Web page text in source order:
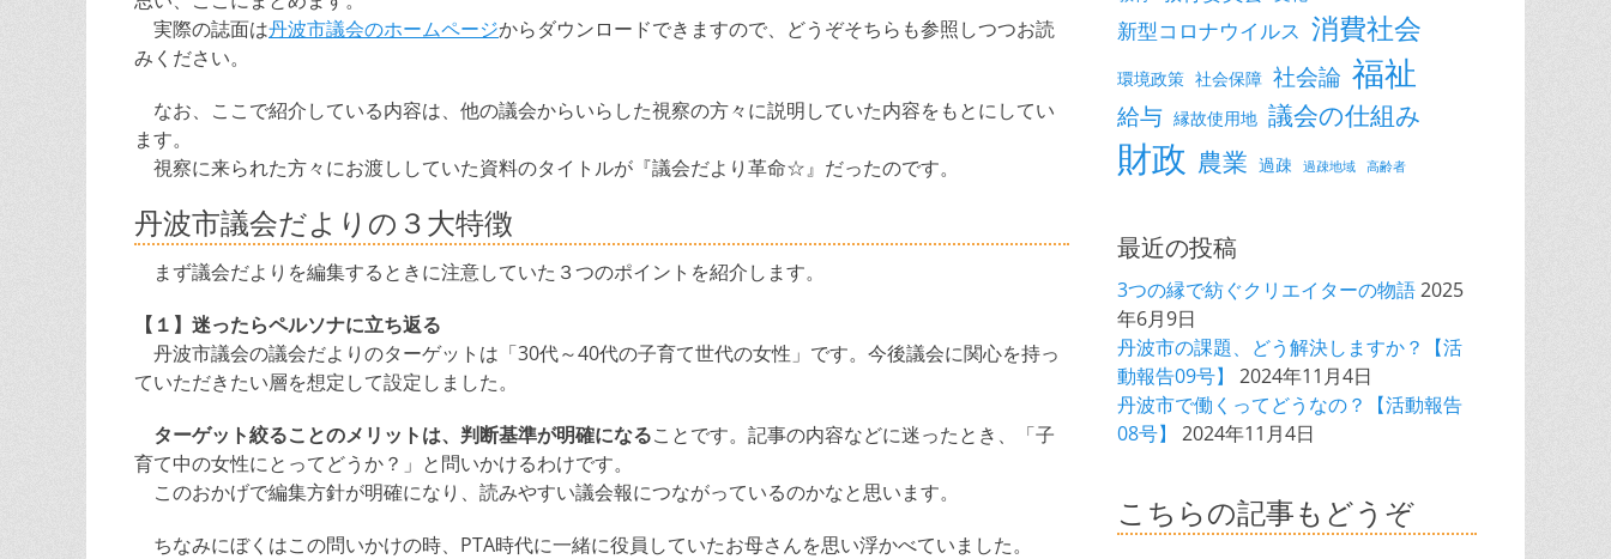
実際の誌面は丹波市議会のホームページからダウンロードできますので、どうぞそちらも参照しつつお読
みください。
なお、ここで紹介している内容は、他の議会からいらした視察の方々に説明していた内容をもとにしてい
ます。
視察に来られた方々にお渡ししていた資料のタイトルが『議会だより革命☆』だったのです。
丹波市議会だよりの３大特徴
まず議会だよりを編集するときに注意していた３つのポイントを紹介します。
【１】迷ったらペルソナに立ち返る
丹波市議会の議会だよりのターゲットは「30代～40代の子育て世代の女性」です。今後議会に関心を持っ
ていただきたい層を想定して設定しました。
ターゲット絞ることのメリットは、判断基準が明確になることです。記事の内容などに迷ったとき、「子
育て中の女性にとってどうか？」と問いかけるわけです。
このおかげで編集方針が明確になり、読みやすい議会報につながっているのかなと思います。
ちなみにぼくはこの問いかけの時、PTA時代に一緒に役員していたお母さんを思い浮かべていました。
新型コロナウイルス 消費社会
環境政策 社会保障 社会論 福祉
給与 縁故使用地 議会の仕組み
財政 農業 過疎 過疎地域 高齢者
最近の投稿
3つの縁で紡ぐクリエイターの物語2025
年6月9日
丹波市の課題、どう解決しますか？【活
動報告09号】
2024年11月4日
丹波市で働くってどうなの？【活動報告
08号】
2024年11月4日
こちらの記事もどうぞ